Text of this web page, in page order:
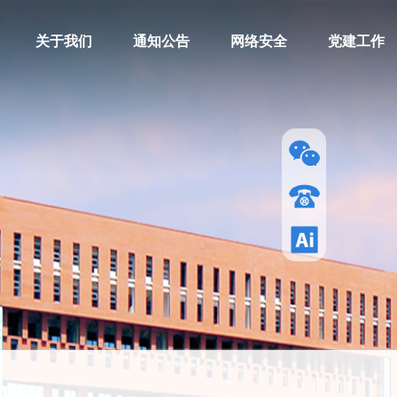
关于我们 通知公告 网络安全 党建工作